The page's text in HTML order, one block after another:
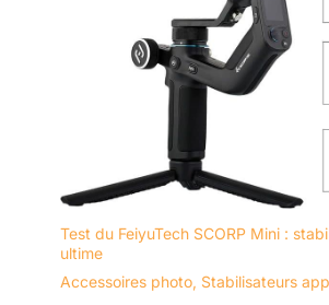
Test du FeiyuTech SCORP Mini :
ultime
Accessoires photo, Stabilisateurs